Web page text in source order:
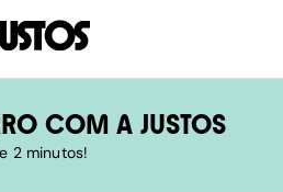
COM A JUSTOS
2 minutos!